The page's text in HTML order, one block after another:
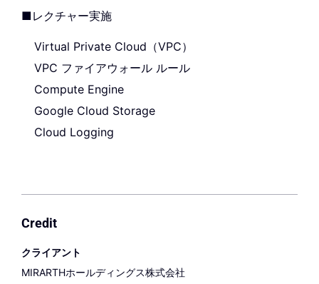
■レクチャー実施
Virtual Private Cloud（VPC）
VPC ファイアウォール ルール
Compute Engine
Google Cloud Storage
Cloud Logging
Credit
クライアント
MIRARTHホールディングス株式会社